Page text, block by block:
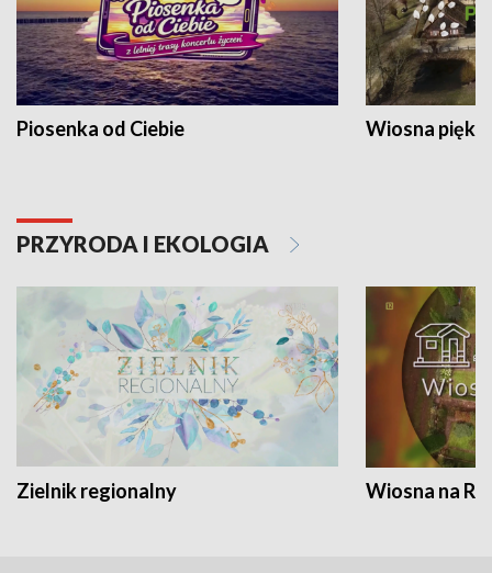
Piosenka od Ciebie Wiosna
PRZYRODA I EKOLOGIA
Zielnik regionalny Wiosna na